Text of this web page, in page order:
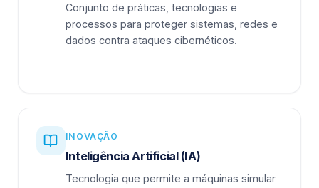
Conjunto de práticas, tecnologias e
processos para proteger sistemas, redes e
dados contra ataques cibernéticos.
INOVAÇÃO
Inteligência Artificial (IA)
Tecnologia que permite a máquinas simular